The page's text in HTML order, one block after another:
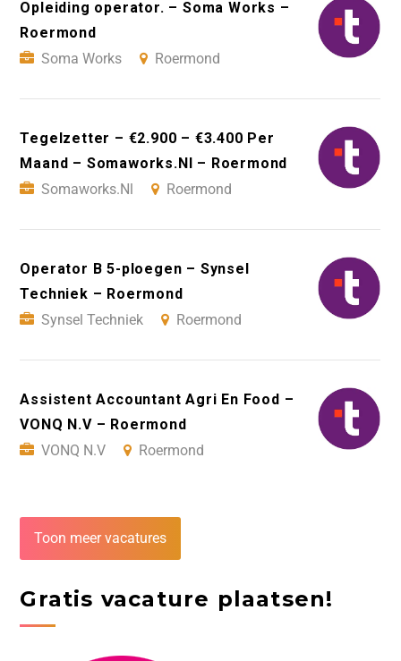
Opleiding operator. – Soma Works –
Roermond
Soma Works
Roermond
Tegelzetter – €2.900 – €3.400 Per
Maand – Somaworks.Nl – Roermond
Somaworks.Nl
Roermond
Operator B 5-ploegen – Synsel
Techniek – Roermond
Synsel Techniek
Roermond
Assistent Accountant Agri En Food –
VONQ N.V – Roermond
VONQ N.V
Roermond
Toon meer vacatures
Gratis vacature plaatsen!